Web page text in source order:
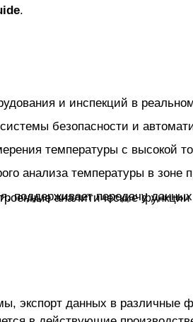
.
— портативный тепловизор с высоким разрешением,
— промышленная камера для постоянного мониторинга, с возможностью
— лёгкое и надёжное решение для инспекционного контроля,
— компактные модели с эргономичным дизайном, предназначенные для
— устройство для диагностики утечек в